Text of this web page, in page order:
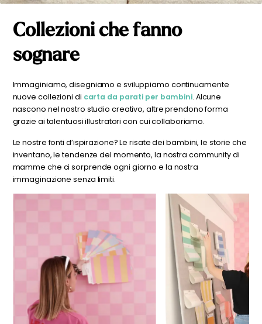
Collezioni che fanno
sognare
Immaginiamo, disegniamo e sviluppiamo continuamente
nuove collezioni di carta da parati per bambini. Alcune
nascono nel nostro studio creativo, altre prendono forma
grazie ai talentuosi illustratori con cui collaboriamo.
Le nostre fonti d’ispirazione? Le risate dei bambini, le storie che
inventano, le tendenze del momento, la nostra community di
mamme che ci sorprende ogni giorno e la nostra
immaginazione senza limiti.